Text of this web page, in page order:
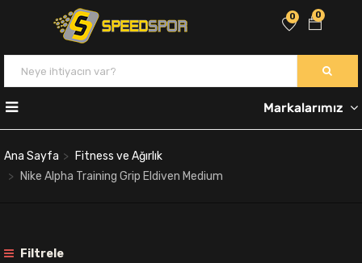
0
0
Markalarımız
Ana Sayfa
Fitness ve Ağırlık
Nike Alpha Training Grip Eldiven Medium
Filtrele